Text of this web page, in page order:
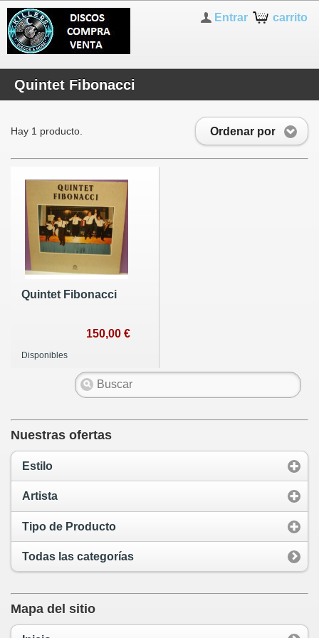
carrito
Entrar
Quintet Fibonacci
Ordenar por
Hay 1 producto.
Quintet Fibonacci
150,00 €
Disponibles
Nuestras ofertas
Estilo
Artista
Tipo de Producto
Todas las categorías
Mapa del sitio